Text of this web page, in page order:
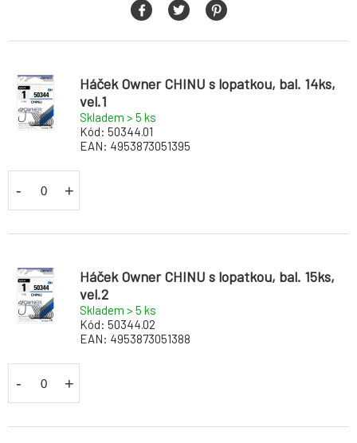
Háček Owner CHINU s lopatkou, bal. 14ks,
vel.1
Skladem > 5 ks
Kód: 50344.01
EAN: 4953873051395
- +
Háček Owner CHINU s lopatkou, bal. 15ks,
vel.2
Skladem > 5 ks
Kód: 50344.02
EAN: 4953873051388
- +